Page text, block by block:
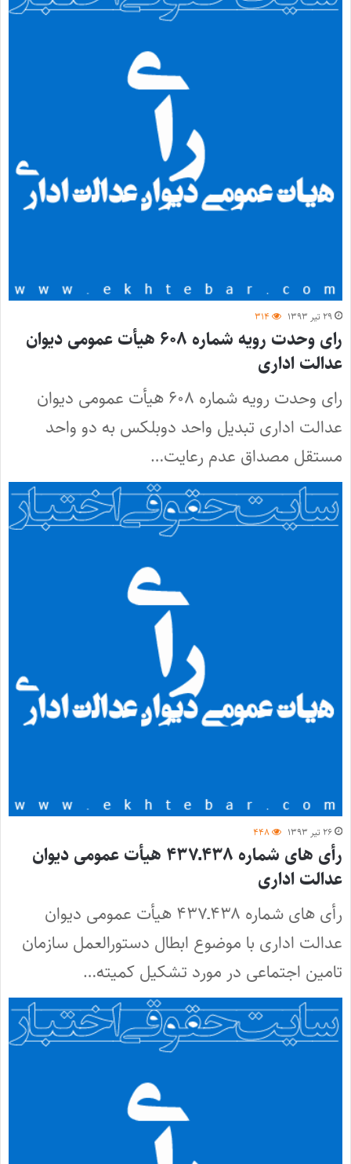
۲۹ تیر ۱۳۹۳ ۳۱۴
رای وحدت رویه شماره ۶۰۸ هیأت عمومی دیوان
عدالت اداری
رای وحدت رویه شماره ۶۰۸ هیأت عمومی دیوان
عدالت اداری تبدیل واحد دوبلکس به دو واحد
مستقل مصداق عدم رعایت…
۲۶ تیر ۱۳۹۳ ۴۴۸
رأی های شماره‌ ۴۳۸ـ۴۳۷ هیأت عمومی دیوان
عدالت اداری
رأی های شماره‌ ۴۳۸ـ۴۳۷ هیأت عمومی دیوان
عدالت اداری با موضوع ابطال دستورالعمل سازمان
تامین اجتماعی در مورد تشکیل کمیته…